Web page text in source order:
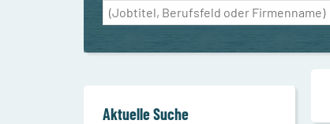
Aktuelle Suche